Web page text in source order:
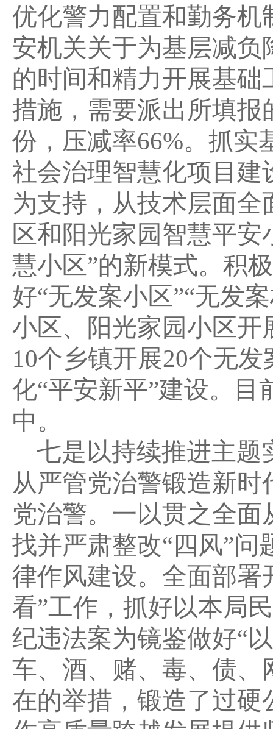
优化警力配置和勤务机
安机关关于为基层减
的时间和精力开展基
措施，需要派出所填报
份，压减率66%。抓实
社会治理智慧化项目
为支持，从技术层面
区和阳光家园智慧平
慧小区”的新模式。积
好“无发案小区”“无发
小区、阳光家园小区
10个乡镇开展20个无
化“平安新平”建设。
中。
七是以持续推进主题
从严管党治警锻造新
党治警。一以贯之全
找并严肃整改“四风”
律作风建设。全面部署
看”工作，抓好以本局
纪违法案为镜鉴做好“
车、酒、赌、毒、债、
在的举措，锻造了过